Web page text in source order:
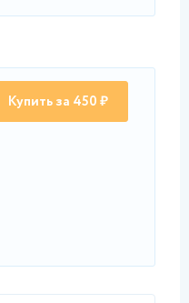
Купить за 450 ₽